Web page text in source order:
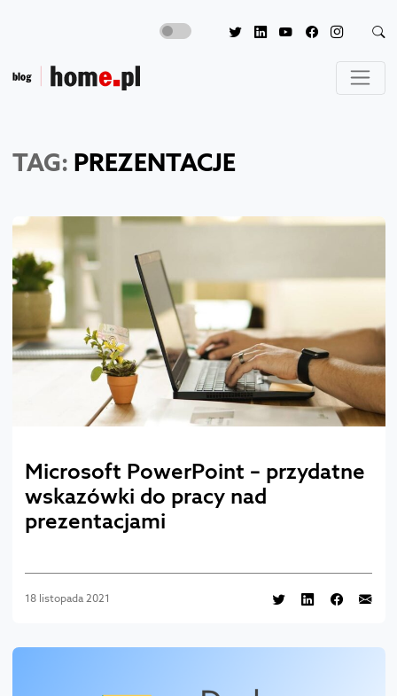
TAG: PREZENTACJE
Microsoft PowerPoint – przydatne
wskazówki do pracy nad
prezentacjami
18 listopada 2021